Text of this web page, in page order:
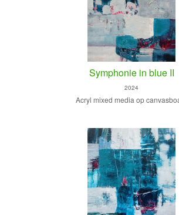
Symphonie in blue II
2024
Acryl mixed media op